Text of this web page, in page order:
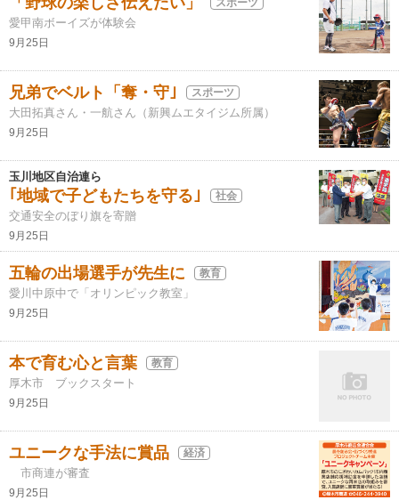
愛甲南ボーイズが体験会
9月25日
兄弟でベルト「奪・守｣ スポーツ
大田拓真さん・一航さん（新興ムエタイジム所属）
9月25日
玉川地区自治連ら
｢地域で子どもたちを守る｣ 社会
交通安全のぼり旗を寄贈
9月25日
五輪の出場選手が先生に 教育
愛川中原中で「オリンピック教室」
9月25日
本で育む心と言葉 教育
厚木市 ブックスタート
9月25日
ユニークな手法に賞品 経済
市商連が審査
9月25日